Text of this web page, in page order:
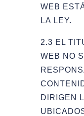
WEB
LA LEY.
2.3 EL
WEB NO
DIRIGEN